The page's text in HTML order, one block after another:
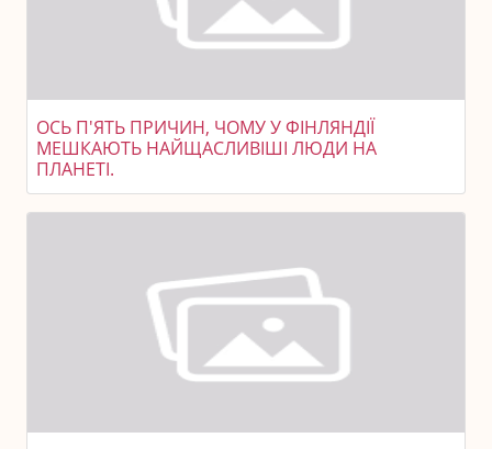
ОСЬ П'ЯТЬ ПРИЧИН, ЧОМУ У ФІНЛЯНДІЇ
МЕШКАЮТЬ НАЙЩАСЛИВІШІ ЛЮДИ НА
ПЛАНЕТІ.